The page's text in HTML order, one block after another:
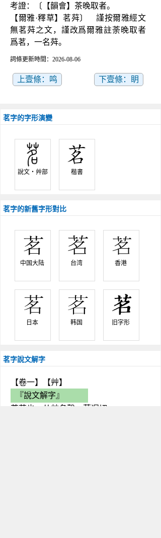
考證：〔【韻會】茶晚取者。
【爾雅·釋草】茗荈〕　謹按爾雅經文
無茗荈之文，謹改爲爾雅註荼晚取者
爲茗，一名荈。
詞條更新時間：2026-08-06
上壹條：鸣 下壹條：眀
茗字的字形演變
說文‧艸部 楷書
茗字的新舊字形對比
中国大陆 台湾 香港
日本 韩国 旧字形
茗字說文解字
【卷一】【艸】
『說文解字』
荼芽也。从艸名聲。莫迥切